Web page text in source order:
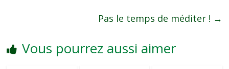
Pas le temps de méditer ! →
Vous pourrez aussi aimer